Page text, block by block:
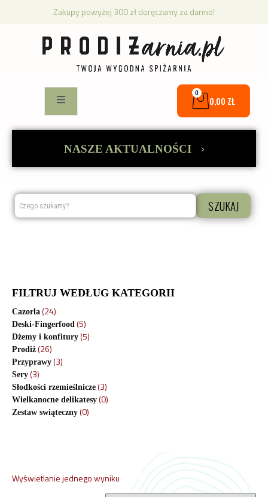
Zakupy powyżej 300 zł doręczamy za darmo!
0,00 ZŁ
0
NASZE AKTUALNOŚCI ›
SZUKAJ
FILTRUJ WEDŁUG KATEGORII
Cazorla (24)
Deski-Fingerfood (5)
Dżemy i konfitury (5)
Prodiż (26)
Przyprawy (3)
Sery (3)
Słodkości rzemieślnicze (3)
Wielkanocne delikatesy (0)
Zestaw swiąteczny (0)
Wyświetlanie jednego wyniku